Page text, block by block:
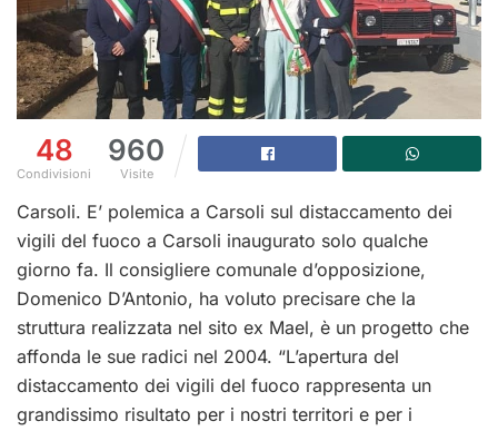
48
Condivisioni
960
Visite
Carsoli. E’ polemica a Carsoli sul distaccamento dei
vigili del fuoco a Carsoli inaugurato solo qualche
giorno fa. Il consigliere comunale d’opposizione,
Domenico D’Antonio, ha voluto precisare che la
struttura realizzata nel sito ex Mael, è un progetto che
affonda le sue radici nel 2004. “L’apertura del
distaccamento dei vigili del fuoco rappresenta un
grandissimo risultato per i nostri territori e per i